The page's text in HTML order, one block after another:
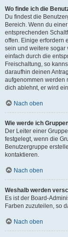
Wo finde ich die
Du findest die
Bereich. Wenn du
entsprechenden
offen. Einige erfordern
sein und weitere sogar
einfach durch die
Freischaltung, so
daraufhin deinen
aufgenommen werden
dich ablehnt, er wird
Nach oben
Wie werde ich
Der Leiter einer
festgelegt, wenn die
Benutzergruppe
kontaktieren.
Nach oben
Weshalb werden
Es ist der Board-
Farben zuzuteilen, so
Nach oben